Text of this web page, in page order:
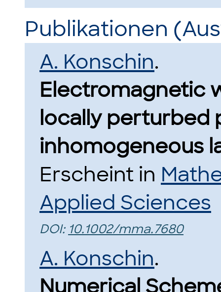
Publikationen
A. Konschin.
Electromagnetic
locally perturbed
inhomogeneous
Erscheint in
Applied Sciences
DOI: 10.1002/mma.7680
A. Konschin.
Numerical